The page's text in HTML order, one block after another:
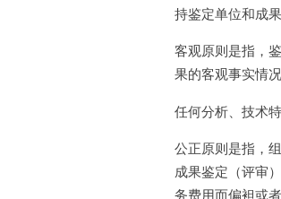
持鉴定单位和成
客观原则是指，
果的客观事实情
任何分析、技术
公正原则是指，
成果鉴定（评审
务费用而偏袒或